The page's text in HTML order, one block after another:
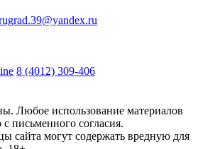
8 (4012) 309-406
Любое использование материалов
с письменного согласия.
сайта могут содержать вредную для